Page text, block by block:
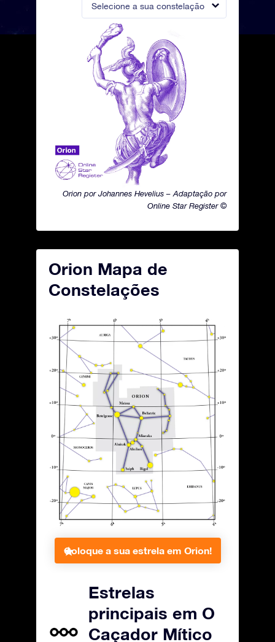
Selecione a sua constelação
Orion por Johannes Hevelius – Adaptação por
Online Star Register ©
Orion Mapa de
Constelações
Coloque a sua estrela em Orion!
Estrelas
principais em O
Caçador Mítico